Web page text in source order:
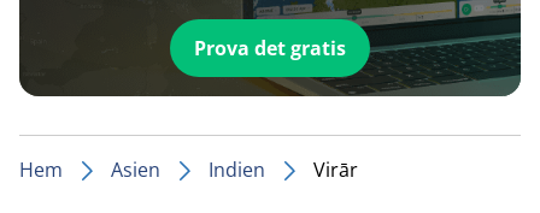
Prova det gratis
Hem Asien Indien Virār